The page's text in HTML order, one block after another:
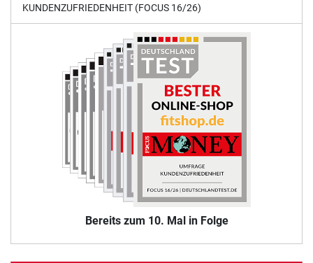
KUNDENZUFRIEDENHEIT (FOCUS 16/26)
Bereits zum 10. Mal in Folge